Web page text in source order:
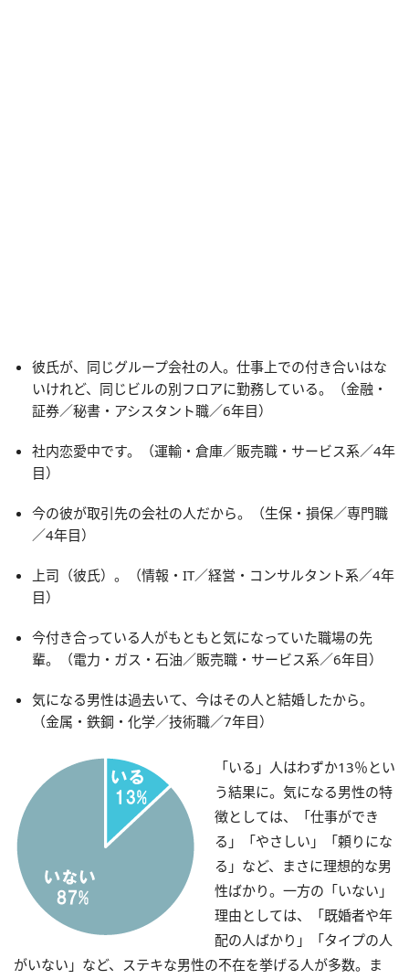
彼氏が、同じグループ会社の人。仕事上での付き合いはな
いけれど、同じビルの別フロアに勤務している。（金融・
証券／秘書・アシスタント職／6年目）
社内恋愛中です。（運輸・倉庫／販売職・サービス系／4年
目）
今の彼が取引先の会社の人だから。（生保・損保／専門職
／4年目）
上司（彼氏）。（情報・IT／経営・コンサルタント系／4年
目）
今付き合っている人がもともと気になっていた職場の先
輩。（電力・ガス・石油／販売職・サービス系／6年目）
気になる男性は過去いて、今はその人と結婚したから。
（金属・鉄鋼・化学／技術職／7年目）
「いる」人はわずか13％とい
う結果に。気になる男性の特
徴としては、「仕事ができ
る」「やさしい」「頼りにな
る」など、まさに理想的な男
性ばかり。一方の「いない」
理由としては、「既婚者や年
配の人ばかり」「タイプの人
がいない」など、ステキな男性の不在を挙げる人が多数。ま